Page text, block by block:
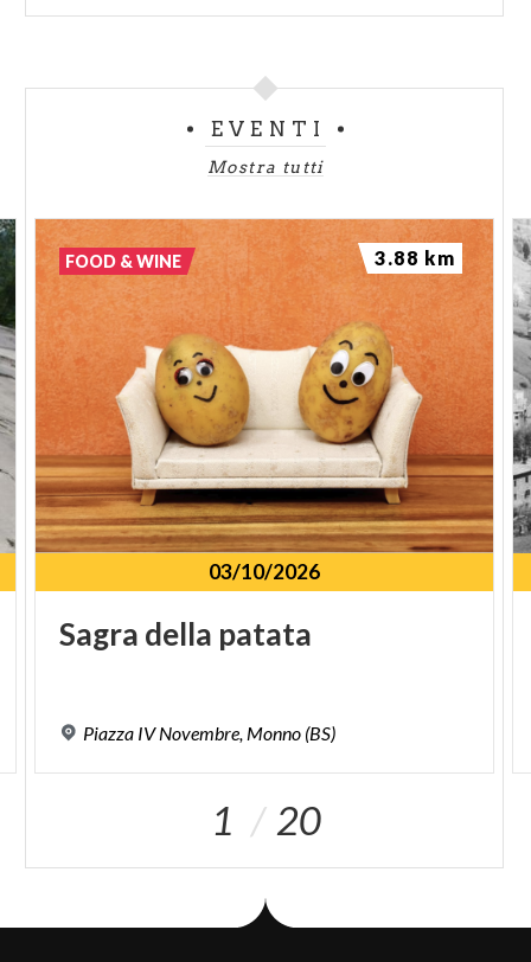
EVENTI
Mostra tutti
03/10/2026
Sagra della patata
Piazza IV Novembre, Monno (BS)
FOOD & WINE 3.88 km
1 20